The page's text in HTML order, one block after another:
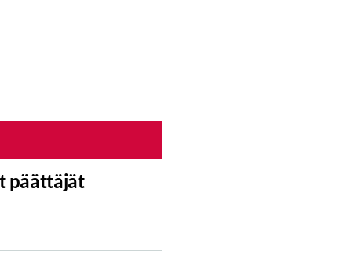
päättäjät